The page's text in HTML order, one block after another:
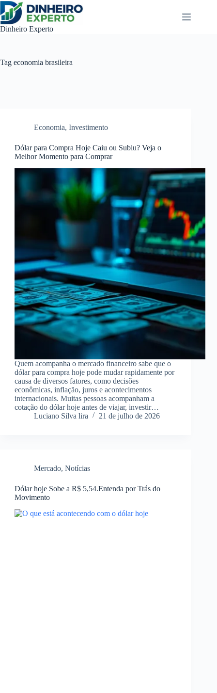
Pular
para
o
conteúdo
Dinheiro Experto
Tag economia brasileira
Economia, Investimento
Dólar para Compra Hoje Caiu ou Subiu? Veja o
Melhor Momento para Comprar
Quem acompanha o mercado financeiro sabe que o
dólar para compra hoje pode mudar rapidamente por
causa de diversos fatores, como decisões
econômicas, inflação, juros e acontecimentos
internacionais. Muitas pessoas acompanham a
cotação do dólar hoje antes de viajar, investir…
Luciano Silva lira
21 de julho de 2026
Mercado, Notícias
Dólar hoje Sobe a R$ 5,54.Entenda por Trás do
Movimento